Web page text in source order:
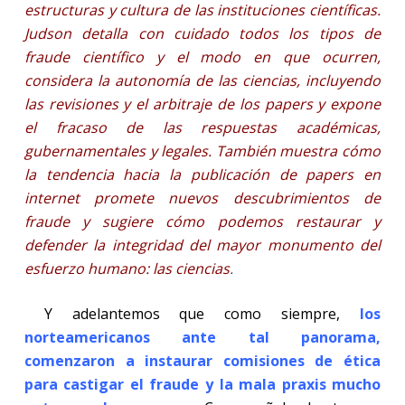
estructuras y cultura de las instituciones científicas.
Judson detalla con cuidado todos los tipos de
fraude científico y el modo en que ocurren,
considera la autonomía de las ciencias, incluyendo
las revisiones y el arbitraje de los papers y expone
el fracaso de las respuestas académicas,
gubernamentales y legales. También muestra cómo
la tendencia hacia la publicación de papers en
internet promete nuevos descubrimientos de
fraude y sugiere cómo podemos restaurar y
defender la integridad del mayor monumento del
esfuerzo humano: las ciencias.
Y adelantemos que como siempre, los
norteamericanos ante tal panorama,
comenzaron a instaurar comisiones de ética
para castigar el fraude y la mala praxis mucho